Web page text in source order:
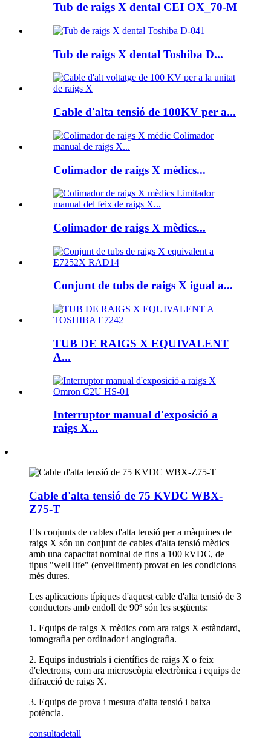
Tub de raigs X dental CEI OX_70-M
Tub de raigs X dental Toshiba D...
Cable d'alta tensió de 100KV per a...
Colimador de raigs X mèdics...
Colimador de raigs X mèdics...
Conjunt de tubs de raigs X igual a...
TUB DE RAIGS X EQUIVALENT
A...
Interruptor manual d'exposició a
raigs X...
Cable d'alta tensió de 75 KVDC WBX-
Z75-T
Els conjunts de cables d'alta tensió per a màquines de
raigs X són un conjunt de cables d'alta tensió mèdics
amb una capacitat nominal de fins a 100 kVDC, de
tipus "well life" (envelliment) provat en les condicions
més dures.
Les aplicacions típiques d'aquest cable d'alta tensió de 3
conductors amb endoll de 90º són les següents:
1. Equips de raigs X mèdics com ara raigs X estàndard,
tomografia per ordinador i angiografia.
2. Equips industrials i científics de raigs X o feix
d'electrons, com ara microscòpia electrònica i equips de
difracció de raigs X.
3. Equips de prova i mesura d'alta tensió i baixa
potència.
consultadetall